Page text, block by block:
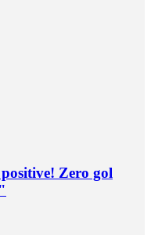
Zero gol